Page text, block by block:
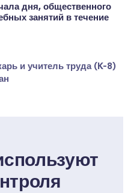
дня, общественного
занятий в течение
и учитель труда (K-8)